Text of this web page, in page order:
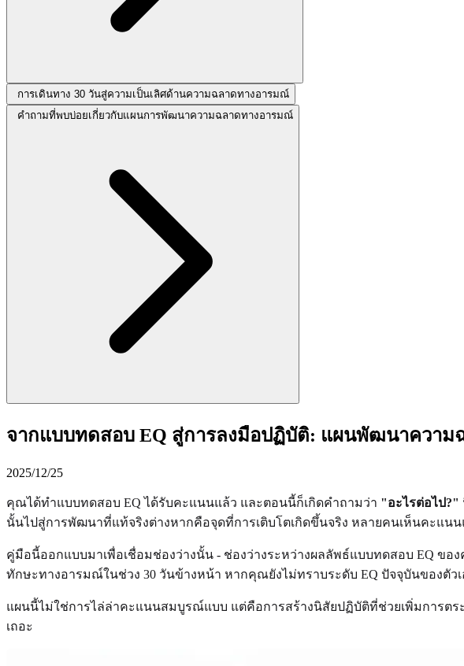
การเดินทาง 30 วันสู่ความเป็นเลิศด้านความฉลาดทางอารมณ์
คำถามที่พบบ่อยเกี่ยวกับแผนการพัฒนาความฉลาดทางอารมณ์
จากแบบทดสอบ EQ สู่การลงมือปฏิบัติ: แผนพัฒนาความ
2025/12/25
คุณได้ทำแบบทดสอบ EQ ได้รับคะแนนแล้ว และตอนนี้ก็เกิดคำถามว่า "อะไรต่อไป?"
นั้นไปสู่การพัฒนาที่แท้จริงต่างหากคือจุดที่การเติบโตเกิดขึ้นจริง หลายคนเห็นคะแนน
คู่มือนี้ออกแบบมาเพื่อเชื่อมช่องว่างนั้น - ช่องว่างระหว่างผลลัพธ์แบบทดสอบ EQ ข
ทักษะทางอารมณ์ในช่วง 30 วันข้างหน้า หากคุณยังไม่ทราบระดับ EQ ปัจจุบันของตัว
แผนนี้ไม่ใช่การไล่ล่าคะแนนสมบูรณ์แบบ แต่คือการสร้างนิสัยปฏิบัติที่ช่วยเพิ่มการ
เถอะ